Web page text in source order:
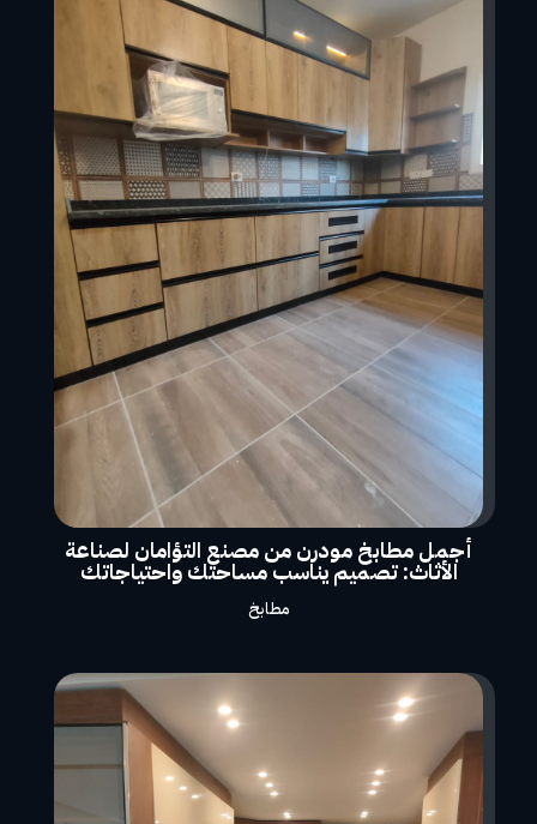
أجمل مطابخ مودرن من مصنع التؤامان لصناعة
الأثاث: تصميم يناسب مساحتك واحتياجاتك
مطابخ